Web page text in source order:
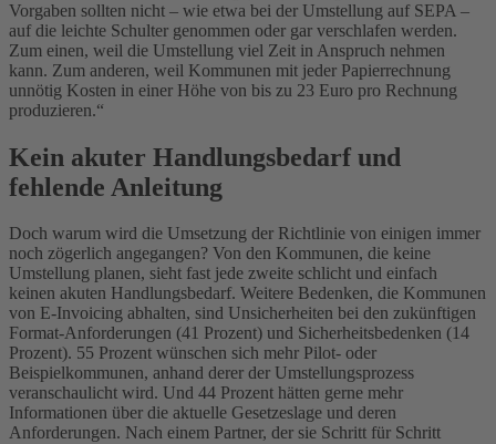
Vorgaben sollten nicht – wie etwa bei der Umstellung auf SEPA –
auf die leichte Schulter genommen oder gar verschlafen werden.
Zum einen, weil die Umstellung viel Zeit in Anspruch nehmen
kann. Zum anderen, weil Kommunen mit jeder Papierrechnung
unnötig Kosten in einer Höhe von bis zu 23 Euro pro Rechnung
produzieren.“
Kein akuter Handlungsbedarf und
fehlende Anleitung
Doch warum wird die Umsetzung der Richtlinie von einigen immer
noch zögerlich angegangen? Von den Kommunen, die keine
Umstellung planen, sieht fast jede zweite schlicht und einfach
keinen akuten Handlungsbedarf. Weitere Bedenken, die Kommunen
von E-Invoicing abhalten, sind Unsicherheiten bei den zukünftigen
Format-Anforderungen (41 Prozent) und Sicherheitsbedenken (14
Prozent). 55 Prozent wünschen sich mehr Pilot- oder
Beispielkommunen, anhand derer der Umstellungsprozess
veranschaulicht wird. Und 44 Prozent hätten gerne mehr
Informationen über die aktuelle Gesetzeslage und deren
Anforderungen. Nach einem Partner, der sie Schritt für Schritt